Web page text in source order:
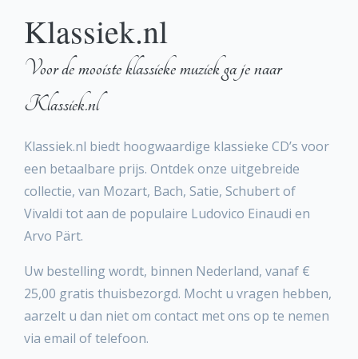
Klassiek.nl
Voor de mooiste klassieke muziek ga je naar
Klassiek.nl
Klassiek.nl biedt hoogwaardige klassieke CD’s voor
een betaalbare prijs. Ontdek onze uitgebreide
collectie, van Mozart, Bach, Satie, Schubert of
Vivaldi tot aan de populaire Ludovico Einaudi en
Arvo Pärt.
Uw bestelling wordt, binnen Nederland, vanaf €
25,00 gratis thuisbezorgd. Mocht u vragen hebben,
aarzelt u dan niet om contact met ons op te nemen
via email of telefoon.